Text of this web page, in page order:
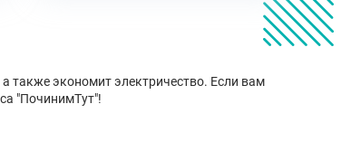
также экономит электричество. Если вам
"ПочинимТут"!